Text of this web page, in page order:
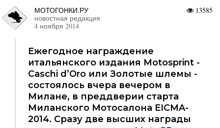
13585
МОТОГОНКИ.РУ
новостная редакция
4 ноября 2014
Ежегодное награждение
итальянского издания Motosprint -
Caschi d’Oro или Золотые шлемы -
состоялось вчера вечером в
Милане, в преддверии старта
Миланского Мотосалона EICMA-
2014. Сразу две высших награды